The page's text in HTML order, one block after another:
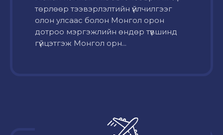
төрлөөр тээвэрлэлтийн үйлчилгээг
олон улсаас болон Монгол орон
дотроо мэргэжлийн өндөр түвшинд
гүйцэтгэж Монгол орн...